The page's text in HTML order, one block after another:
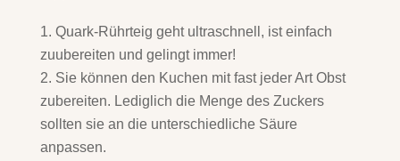
Quark-Rührteig geht ultraschnell, ist einfach
zuubereiten und gelingt immer!
Sie können den Kuchen mit fast jeder Art Obst
zubereiten. Lediglich die Menge des Zuckers
sollten sie an die unterschiedliche Säure
anpassen.